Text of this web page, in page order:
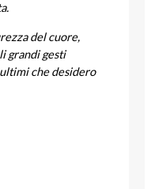
del cuore,
grandi gesti
che desidero